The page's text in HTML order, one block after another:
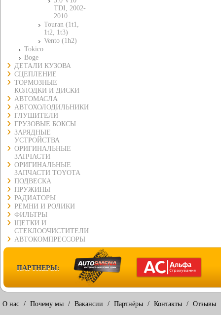
TDI, 2002-
2010
Touran (1t1,
1t2, 1t3)
Vento (1h2)
Tokico
Boge
ДЕТАЛИ КУЗОВА
СЦЕПЛЕНИЕ
ТОРМОЗНЫЕ
КОЛОДКИ И ДИСКИ
АВТОМАСЛА
АВТОХОЛОДИЛЬНИКИ
ГЛУШИТЕЛИ
ГРУЗОВЫЕ БОКСЫ
ЗАРЯДНЫЕ
УСТРОЙСТВА
ОРИГИНАЛЬНЫЕ
ЗАПЧАСТИ
ОРИГИНАЛЬНЫЕ
ЗАПЧАСТИ TOYOTA
ПОДВЕСКА
ПРУЖИНЫ
РАДИАТОРЫ
РЕМНИ И РОЛИКИ
ФИЛЬТРЫ
ЩЕТКИ И
СТЕКЛООЧИСТИТЕЛИ
АВТОКОМПРЕССОРЫ
ПАРТНЕРЫ:
О нас / Почему мы / Вакансии / Партнёры / Контакты / Отзывы